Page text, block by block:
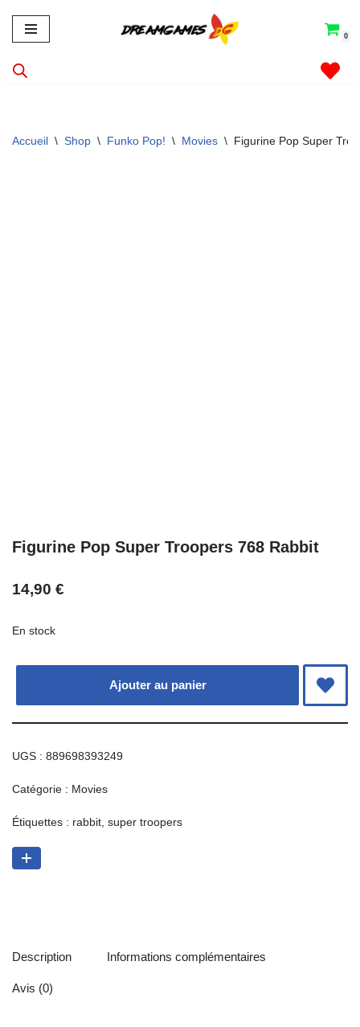
Aller
au
contenu
0
Accueil \ Shop \ Funko Pop! \ Movies \ Figurine Pop Super
Figurine Pop Super Troopers 768 Rabbit
14,90 €
En stock
Ajouter au panier
UGS : 889698393249
Catégorie : Movies
Étiquettes : rabbit super troopers
Description Informations complémentaires
Avis (0)